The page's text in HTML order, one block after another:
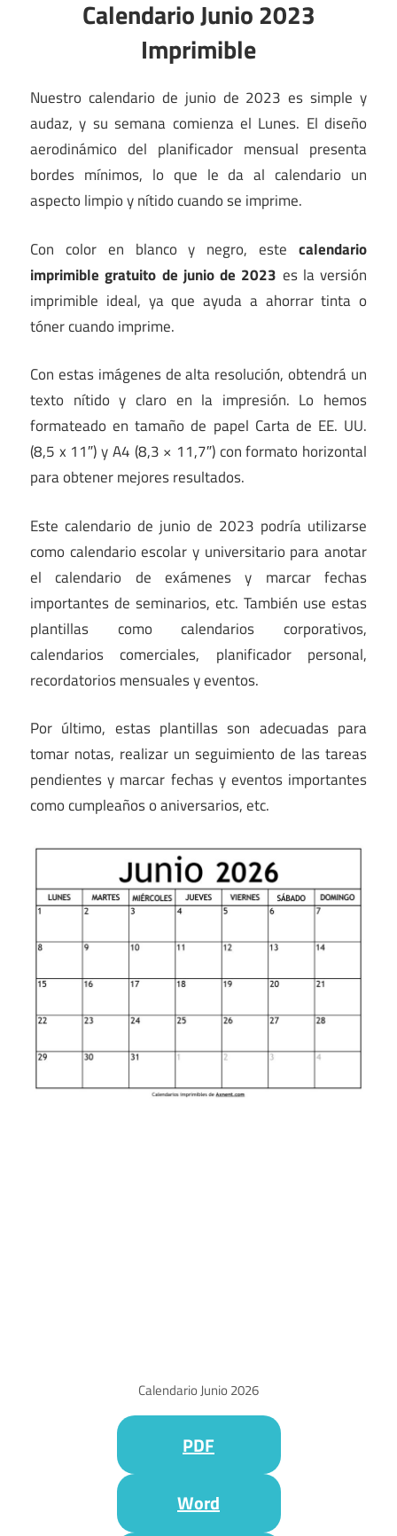
Calendario Junio ​​2023
Imprimible
Nuestro calendario de junio de 2023 es simple y
audaz, y su semana comienza el Lunes. El diseño
aerodinámico del planificador mensual presenta
bordes mínimos, lo que le da al calendario un
aspecto limpio y nítido cuando se imprime.
Con color en blanco y negro, este calendario
imprimible gratuito de junio de 2023 es la versión
imprimible ideal, ya que ayuda a ahorrar tinta o
tóner cuando imprime.
Con estas imágenes de alta resolución, obtendrá un
texto nítido y claro en la impresión. Lo hemos
formateado en tamaño de papel Carta de EE. UU.
(8,5 x 11″) y A4 (8,3 × 11,7″) con formato horizontal
para obtener mejores resultados.
Este calendario de junio de 2023 podría utilizarse
como calendario escolar y universitario para anotar
el calendario de exámenes y marcar fechas
importantes de seminarios, etc. También use estas
plantillas como calendarios corporativos,
calendarios comerciales, planificador personal,
recordatorios mensuales y eventos.
Por último, estas plantillas son adecuadas para
tomar notas, realizar un seguimiento de las tareas
pendientes y marcar fechas y eventos importantes
como cumpleaños o aniversarios, etc.
Calendario Junio 2026
PDF
Word